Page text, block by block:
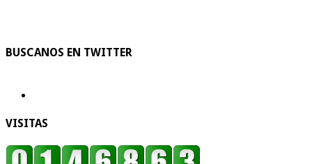
BUSCANOS EN TWITTER
VISITAS